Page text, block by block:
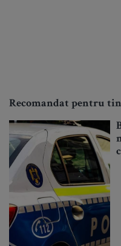
Recomandat pentru